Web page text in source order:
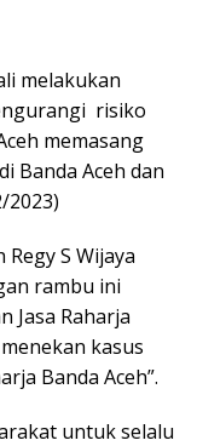
melakukan
risiko
memasang
Banda Aceh dan
2023)
Regy S Wijaya
rambu ini
Jasa Raharja
kasus
Banda Aceh”.
untuk selalu